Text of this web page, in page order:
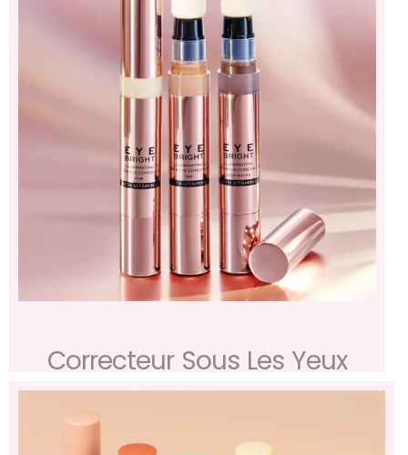
Correcteur Sous Les Yeux